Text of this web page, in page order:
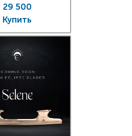
29 500
Купить